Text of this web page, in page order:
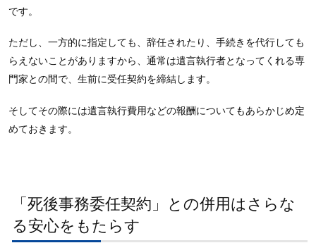
です。
ただし、一方的に指定しても、辞任されたり、手続きを代行しても
らえないことがありますから、通常は遺言執行者となってくれる専
門家との間で、生前に受任契約を締結します。
そしてその際には遺言執行費用などの報酬についてもあらかじめ定
めておきます。
「死後事務委任契約」との併用はさらな
る安心をもたらす